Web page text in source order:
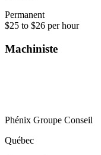
Permanent
$25 to $26 per hour
Machiniste
Phénix Groupe Conseil
Québec